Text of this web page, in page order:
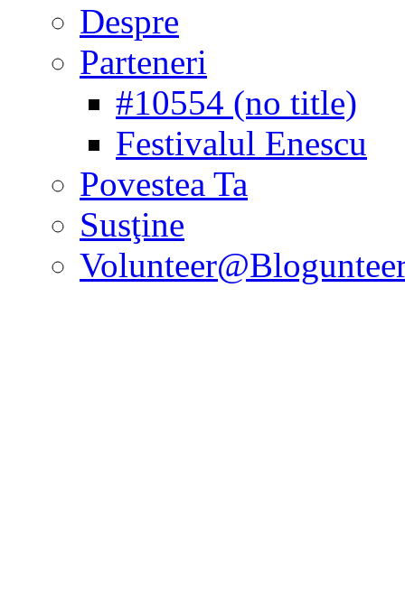
Despre
Parteneri
#10554 (no title)
Festivalul Enescu
Povestea Ta
Susţine